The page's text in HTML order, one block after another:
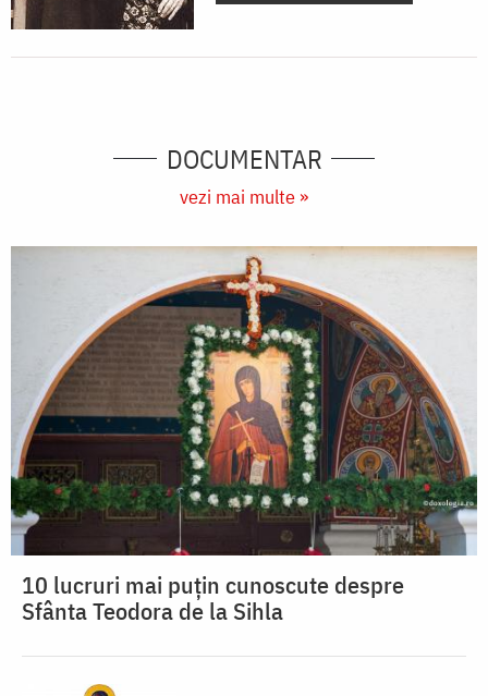
DOCUMENTAR
vezi mai multe »
10 lucruri mai puțin cunoscute despre
Sfânta Teodora de la Sihla